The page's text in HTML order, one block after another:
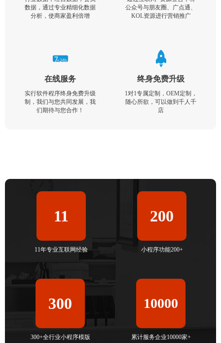
数据，通过专业精细化数据
分析，使商家盈利倍增
公众号与朋友圈、广点通、
KOL资源进行营销推广
在线服务
实行软件程序终身免费升级
制，我们与您共同发展，我
们期待与您合作！
终身免费升级
1对1专属定制，OEM定制，
随心所欲，可以做到千人千
店
11
11年专业互联网经验
200
小程序功能200+
300
300+全行业小程序模版
10000
累计服务企业10000家+